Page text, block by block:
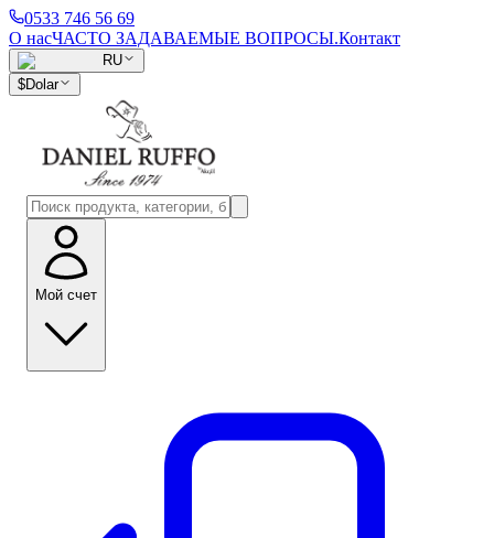
0533 746 56 69
О насЧАСТО ЗАДАВАЕМЫЕ ВОПРОСЫ.Контакт
RU
$Dolar
Мой счет